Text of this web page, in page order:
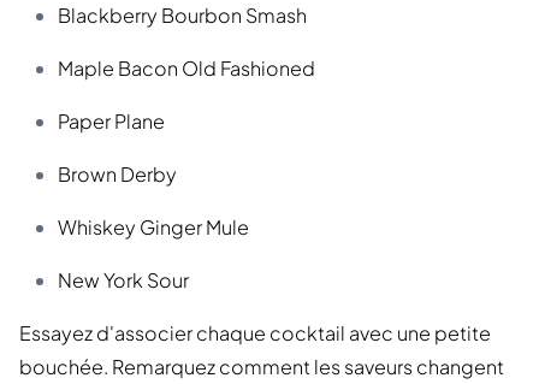
Blackberry Bourbon Smash
Maple Bacon Old Fashioned
Paper Plane
Brown Derby
Whiskey Ginger Mule
New York Sour
Essayez d'associer chaque cocktail avec une petite
bouchée. Remarquez comment les saveurs changent